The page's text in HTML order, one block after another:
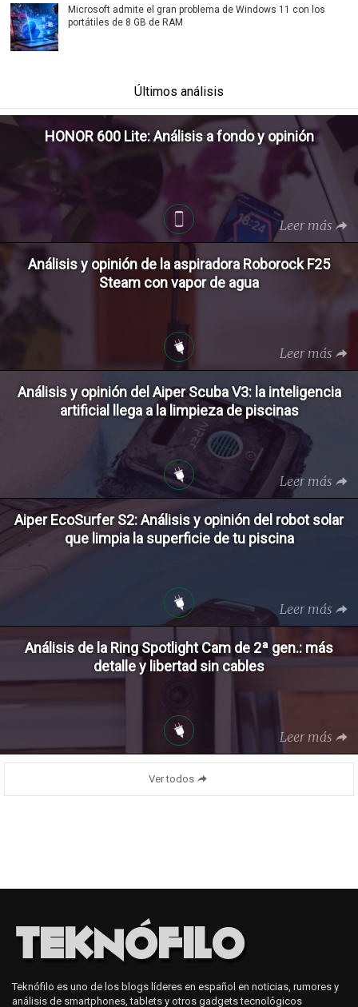
Microsoft admite el gran problema de Windows 11 con los
portátiles de 8 GB de RAM
Últimos análisis
HONOR 600 Lite: Análisis a fondo y opinión
Leer más
Análisis y opinión de la aspiradora Roborock F25
Steam con vapor de agua
Leer más
Análisis y opinión del Aiper Scuba V3: la inteligencia
artificial llega a la limpieza de piscinas
Leer más
Aiper EcoSurfer S2: Análisis y opinión del robot solar
que limpia la superficie de tu piscina
Leer más
Análisis de la Ring Spotlight Cam de 2ª gen.: más
detalle y libertad sin cables
Leer más
Ver todos
Teknófilo es uno de los blogs líderes en español en noticias, rumores y
análisis de smartphones, tablets y otros gadgets tecnológicos